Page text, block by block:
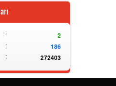
:
2
:
186
: 272403